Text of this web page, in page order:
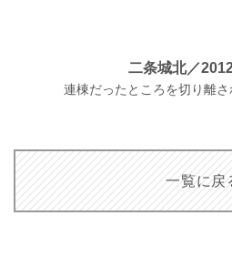
二条城北／
連棟だったところを切り離
一覧に戻